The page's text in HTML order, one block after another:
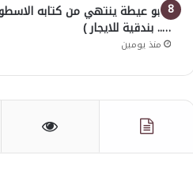
( أبو عيطة ينتهي من كتابه
….. بندقية للايجار )
منذ يومين